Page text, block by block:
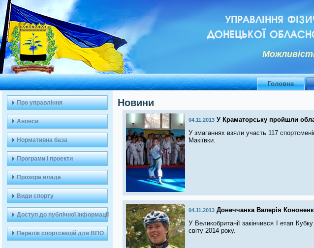
УПРАВЛІННЯ
ДОНЕЦЬКОЇ
Головна
Про управління
Анонси
Нормативна база
Програми і проекти
Прозора влада
Види спорту
Доступ до публічної інформації
Перелік спортсекцій для ВПО
Новини
04.11.2013 У Краматорську пройшли
У змаганнях взяли участь 117
Макіївки.
04.11.2013 Донеччанка Валерія
У Великобританії закінчився І етап
світу 2014 року.